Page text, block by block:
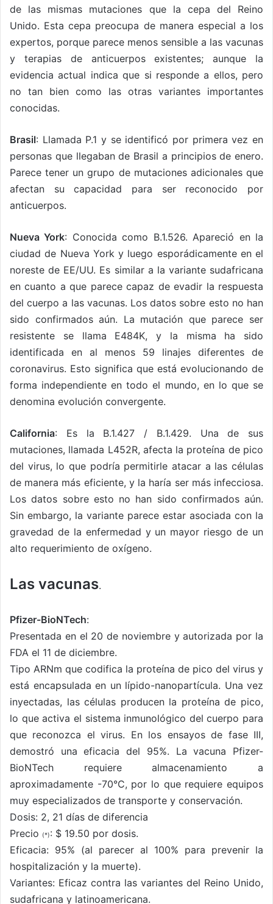
de las mismas mutaciones que la cepa del Reino
Unido. Esta cepa preocupa de manera especial a los
expertos, porque parece menos sensible a las vacunas
y terapias de anticuerpos existentes; aunque la
evidencia actual indica que si responde a ellos, pero
no tan bien como las otras variantes importantes
conocidas.
Brasil: Llamada P.1 y se identificó por primera vez en
personas que llegaban de Brasil a principios de enero.
Parece tener un grupo de mutaciones adicionales que
afectan su capacidad para ser reconocido por
anticuerpos.
Nueva York: Conocida como B.1.526. Apareció en la
ciudad de Nueva York y luego esporádicamente en el
noreste de EE/UU. Es similar a la variante sudafricana
en cuanto a que parece capaz de evadir la respuesta
del cuerpo a las vacunas. Los datos sobre esto no han
sido confirmados aún. La mutación que parece ser
resistente se llama E484K, y la misma ha sido
identificada en al menos 59 linajes diferentes de
coronavirus. Esto significa que está evolucionando de
forma independiente en todo el mundo, en lo que se
denomina evolución convergente.
California: Es la B.1.427 / B.1.429. Una de sus
mutaciones, llamada L452R, afecta la proteína de pico
del virus, lo que podría permitirle atacar a las células
de manera más eficiente, y la haría ser más infecciosa.
Los datos sobre esto no han sido confirmados aún.
Sin embargo, la variante parece estar asociada con la
gravedad de la enfermedad y un mayor riesgo de un
alto requerimiento de oxígeno.
Las vacunas.
Pfizer-BioNTech:
Presentada en el 20 de noviembre y autorizada por la
FDA el 11 de diciembre.
Tipo ARNm que codifica la proteína de pico del virus y
está encapsulada en un lípido-nanopartícula. Una vez
inyectadas, las células producen la proteína de pico,
lo que activa el sistema inmunológico del cuerpo para
que reconozca el virus. En los ensayos de fase III,
demostró una eficacia del 95%. La vacuna Pfizer-
BioNTech requiere almacenamiento a
aproximadamente -70°C, por lo que requiere equipos
muy especializados de transporte y conservación.
Dosis: 2, 21 días de diferencia
Precio (*): $ 19.50 por dosis.
Eficacia: 95% (al parecer al 100% para prevenir la
hospitalización y la muerte).
Variantes: Eficaz contra las variantes del Reino Unido,
sudafricana y latinoamericana.